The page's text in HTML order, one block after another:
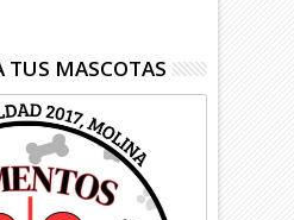
TUS MASCOTAS